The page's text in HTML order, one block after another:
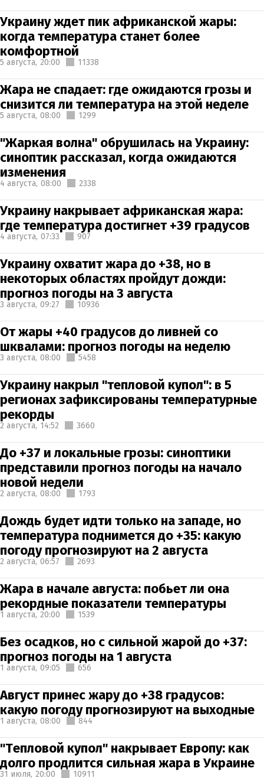
Украину ждет пик африканской жары:
когда температура станет более
комфортной
5 августа, 20:00 11338
Жара не спадает: где ожидаются грозы и
снизится ли температура на этой неделе
5 августа, 08:00 1299
"Жаркая волна" обрушилась на Украину:
синоптик рассказал, когда ожидаются
изменения
4 августа, 08:00 2338
Украину накрывает африканская жара:
где температура достигнет +39 градусов
4 августа, 07:33 907
Украину охватит жара до +38, но в
некоторых областях пройдут дожди:
прогноз погоды на 3 августа
3 августа, 09:27 10936
От жары +40 градусов до ливней со
шквалами: прогноз погоды на неделю
3 августа, 08:00 5458
Украину накрыл "тепловой купол": в 5
регионах зафиксированы температурные
рекорды
2 августа, 14:52 3660
До +37 и локальные грозы: синоптики
представили прогноз погоды на начало
новой недели
2 августа, 08:00 1793
Дождь будет идти только на западе, но
температура поднимется до +35: какую
погоду прогнозируют на 2 августа
2 августа, 06:57 2693
Жара в начале августа: побьет ли она
рекордные показатели температуры
1 августа, 20:00 1539
Без осадков, но с сильной жарой до +37:
прогноз погоды на 1 августа
1 августа, 09:05 656
Август принес жару до +38 градусов:
какую погоду прогнозируют на выходные
1 августа, 08:00 844
"Тепловой купол" накрывает Европу: как
долго продлится сильная жара в Украине
31 июля, 20:00 10911